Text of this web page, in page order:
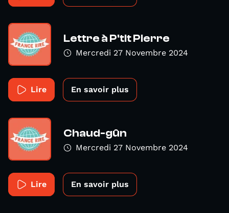
Lettre à P'tit Pierre
Mercredi 27 Novembre 2024
Lire En savoir plus
Chaud-gûn
Mercredi 27 Novembre 2024
Lire En savoir plus